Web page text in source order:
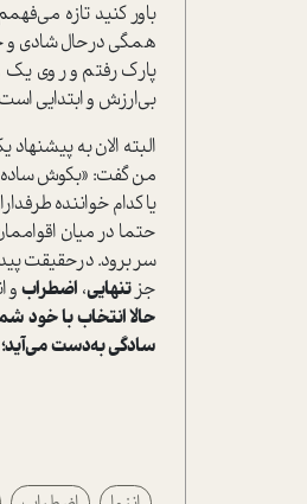
باور کنید تازه
همگی در‌حال شادی و
پارک رفتم و روی یک
بی‌ارزش و ابتدایی
البته الان به
من گفت‌: «بکوش ساده
یا کدام خواننده
حتما در میان
سر برود. در‌حقیقت
جزتنهایی، اضطرابو
حالا انتخاب با خود
سادگی به‌دست